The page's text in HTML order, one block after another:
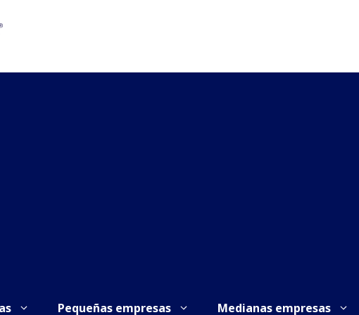
Pequeñas empresas Medianas empresas